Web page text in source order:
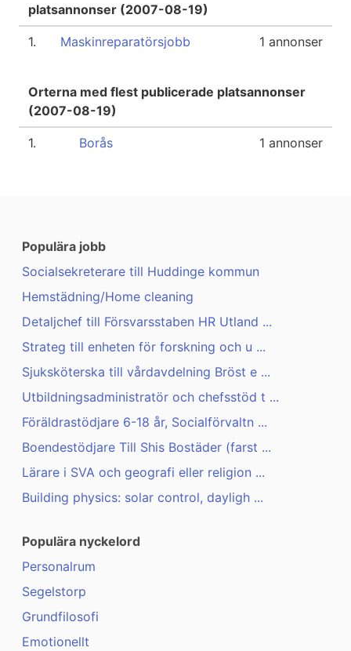
platsannonser (2007-08-19)
1. Maskinreparatörsjobb 1 annonser
Orterna med flest publicerade platsannonser
(2007-08-19)
1. Borås 1 annonser
Populära jobb
Socialsekreterare till Huddinge kommun
Hemstädning/Home cleaning
Detaljchef till Försvarsstaben HR Utland ...
Strateg till enheten för forskning och u ...
Sjuksköterska till vårdavdelning Bröst e ...
Utbildningsadministratör och chefsstöd t ...
Föräldrastödjare 6-18 år, Socialförvaltn ...
Boendestödjare Till Shis Bostäder (farst ...
Lärare i SVA och geografi eller religion ...
Building physics: solar control, dayligh ...
Populära nyckelord
Personalrum
Segelstorp
Grundfilosofi
Emotionellt